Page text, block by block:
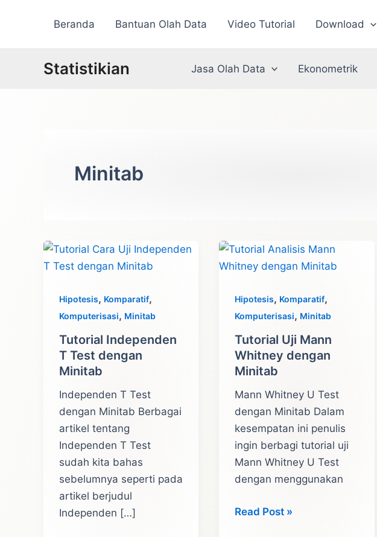
Beranda Bantuan Olah Data Video Tutorial Download
Statistikian Jasa Olah Data Ekonometrik
Minitab
Hipotesis, Komparatif,
Komputerisasi, Minitab
Tutorial Independen
T Test dengan
Minitab
Independen T Test
dengan Minitab Berbagai
artikel tentang
Independen T Test
sudah kita bahas
sebelumnya seperti pada
artikel berjudul
Independen […]
Hipotesis, Komparatif,
Komputerisasi, Minitab
Tutorial Uji Mann
Whitney dengan
Minitab
Mann Whitney U Test
dengan Minitab Dalam
kesempatan ini penulis
ingin berbagi tutorial uji
Mann Whitney U Test
dengan menggunakan
Tutorial
Read Post »